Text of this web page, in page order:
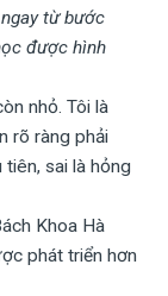
từ bước
được hình
nhỏ. Tôi là
rõ ràng phải
sai là hỏng
Khoa Hà
phát triển hơn